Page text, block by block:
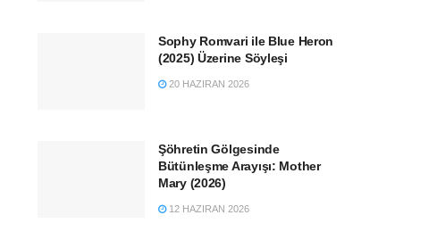
Sophy Romvari ile Blue Heron
(2025) Üzerine Söyleşi
20 HAZIRAN 2026
Şöhretin Gölgesinde
Bütünleşme Arayışı: Mother
Mary (2026)
12 HAZIRAN 2026